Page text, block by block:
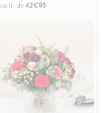
de42€95